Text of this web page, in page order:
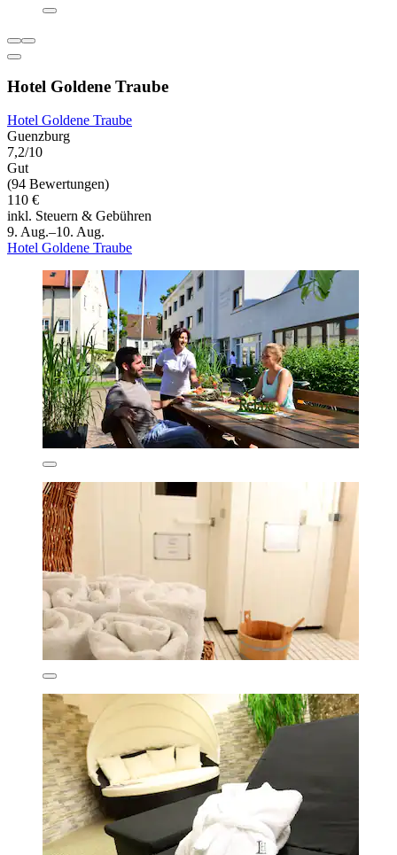
Hotel Goldene Traube
Hotel Goldene Traube
Guenzburg
7,2/10
Gut
(94 Bewertungen)
110 €
inkl. Steuern & Gebühren
9. Aug.–10. Aug.
Hotel Goldene Traube